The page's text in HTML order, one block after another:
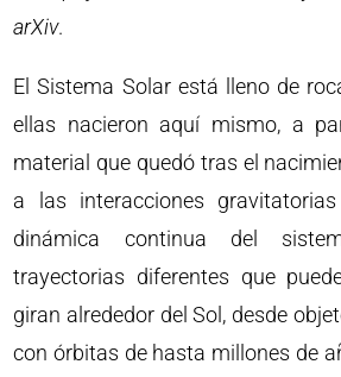
arXiv.
El Sistema Solar está lleno de
ellas nacieron aquí mismo, a
material que quedó tras el
a las interacciones
dinámica continua del
trayectorias diferentes que
giran alrededor del Sol, desde
con órbitas de hasta millones de